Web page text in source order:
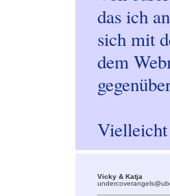
das ich
sich mit
dem
Vielleicht
Vicky & Katja